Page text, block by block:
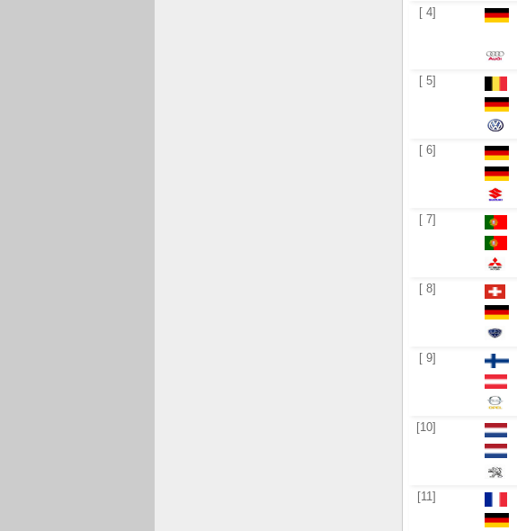
[ 4]
[ 5]
[ 6]
[ 7]
[ 8]
[ 9]
[10]
[11]